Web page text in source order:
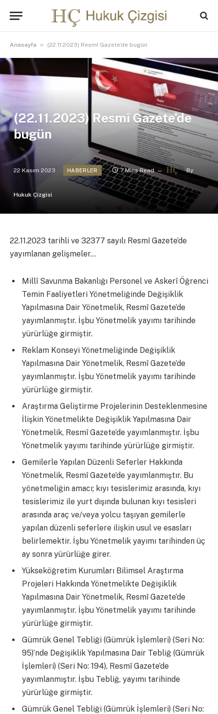
Anasayfa » (22.11.2023) Resmî Gazete’de bugün
(22.11.2023) Resmî Gazete’de
bugün
22 Kasım 2023 HABERLER 7 Mins Read By
Hukuk Çizgisi
22.11.2023 tarihli ve 32377 sayılı Resmî Gazete’de
yayımlanan gelişmeler…
Millî Savunma Bakanlığı Personel ve Askerî Öğrenci
Temin Faaliyetleri Yönetmeliğinde Değişiklik
Yapılmasına Dair Yönetmelik, Resmî Gazete’de
yayımlanmıştır. İşbu Yönetmelik yayımı tarihinde
yürürlüğe girmiştir.
Reklam Konseyi Yönetmeliğinde Değişiklik
Yapılmasına Dair Yönetmelik, Resmî Gazete’de
yayımlanmıştır. İşbu Yönetmelik yayımı tarihinde
yürürlüğe girmiştir.
Araştırma Geliştirme Projelerinin Desteklenmesine
İlişkin Yönetmelikte Değişiklik Yapılmasına Dair
Yönetmelik, Resmî Gazete’de yayımlanmıştır. İşbu
Yönetmelik yayımı tarihinde yürürlüğe girmiştir.
Gemilerle Yapılan Düzenli Seferler Hakkında
Yönetmelik, Resmî Gazete’de yayımlanmıştır. Bu
yönetmeliğin amacı; kıyı tesislerimiz arasında, kıyı
tesislerimiz ile yurt dışında bulunan kıyı tesisleri
arasında araç ve/veya yolcu taşıyan gemilerle
yapılan düzenli seferlere ilişkin usul ve esasları
belirlemektir. İşbu Yönetmelik yayımı tarihinden üç
ay sonra yürürlüğe girer.
Yükseköğretim Kurumları Bilimsel Araştırma
Projeleri Hakkında Yönetmelikte Değişiklik
Yapılmasına Dair Yönetmelik, Resmî Gazete’de
yayımlanmıştır. İşbu Yönetmelik yayımı tarihinde
yürürlüğe girmiştir.
Gümrük Genel Tebliği (Gümrük İşlemleri) (Seri No:
95)’nde Değişiklik Yapılmasına Dair Tebliğ (Gümrük
İşlemleri) (Seri No: 194), Resmî Gazete’de
yayımlanmıştır. İşbu Tebliğ, yayımı tarihinde
yürürlüğe girmiştir.
Gümrük Genel Tebliği (Gümrük İşlemleri) (Seri No: